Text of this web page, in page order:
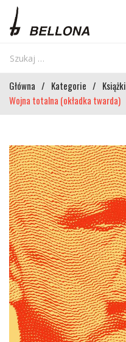
Główna / Kategorie / Książki
Wojna totalna (okładka twarda)